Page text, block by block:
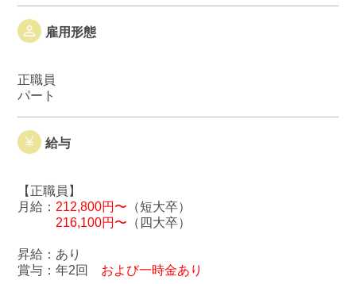
雇用形態
正職員
パート
給与
【正職員】
月給： 212,800円〜 （短大卒）
216,100円〜 （四大卒）
昇給：あり
賞与：年2回 および一時金あり